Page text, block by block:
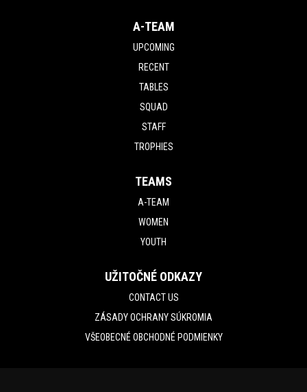
A-TEAM
UPCOMING
RECENT
TABLES
SQUAD
STAFF
TROPHIES
TEAMS
A-TEAM
WOMEN
YOUTH
UŽITOČNÉ ODKAZY
CONTACT US
ZÁSADY OCHRANY SÚKROMIA
VŠEOBECNÉ OBCHODNÉ PODMIENKY